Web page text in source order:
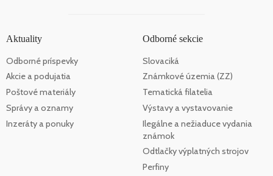
Aktuality
Odborné príspevky
Akcie a podujatia
Poštové materiály
Správy a oznamy
Inzeráty a ponuky
Odborné sekcie
Slovaciká
Známkové územia (ZZ)
Tematická filatelia
Výstavy a vystavovanie
Ilegálne a nežiaduce vydania
známok
Odtlačky výplatných strojov
Perfiny